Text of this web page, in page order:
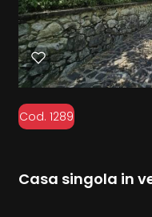
Cod. 1289
Casa singola in